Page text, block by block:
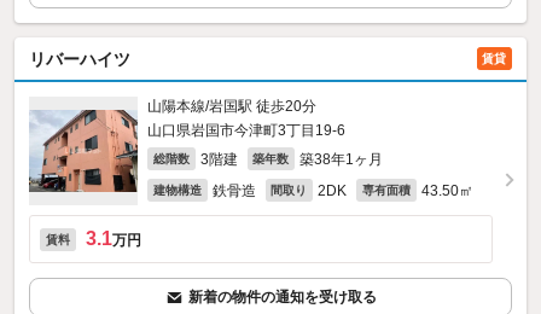
リバーハイツ 賃貸
山陽本線/岩国駅 徒歩20分
山口県岩国市今津町3丁目19-6
総階数 3階建 築年数 築38年1ヶ月
建物構造 鉄骨造 間取り 2DK 専有面積 43.50㎡
賃料 3.1万円
新着の物件の通知を受け取る